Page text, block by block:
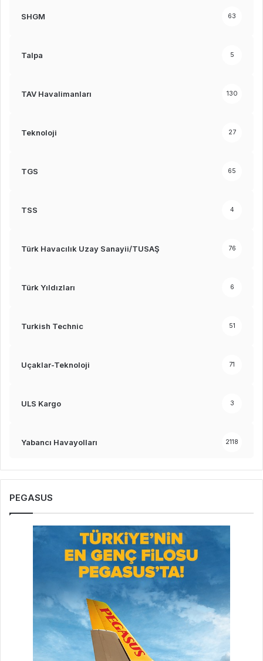
SHGM 63
Talpa 5
TAV Havalimanları 130
Teknoloji 27
TGS 65
TSS 4
Türk Havacılık Uzay Sanayii/TUSAŞ 76
Türk Yıldızları 6
Turkish Technic 51
Uçaklar-Teknoloji 71
ULS Kargo 3
Yabancı Havayolları 2118
PEGASUS